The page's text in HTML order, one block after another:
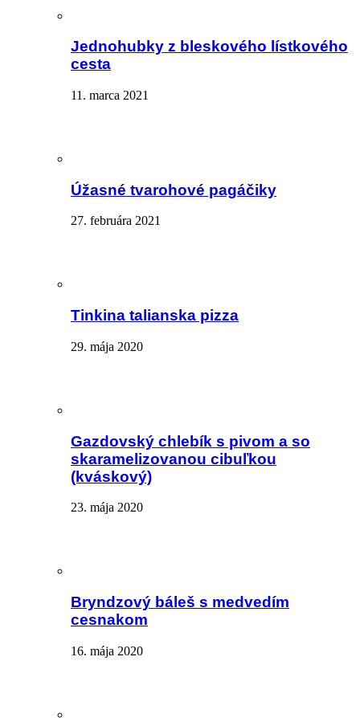
Jednohubky z bleskového lístkového
cesta
11. marca 2021
Úžasné tvarohové pagáčiky
27. februára 2021
Tinkina talianska pizza
29. mája 2020
Gazdovský chlebík s pivom a so
skaramelizovanou cibuľkou
(kváskový)
23. mája 2020
Bryndzový báleš s medvedím
cesnakom
16. mája 2020